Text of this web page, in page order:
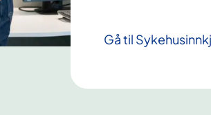
Gå til